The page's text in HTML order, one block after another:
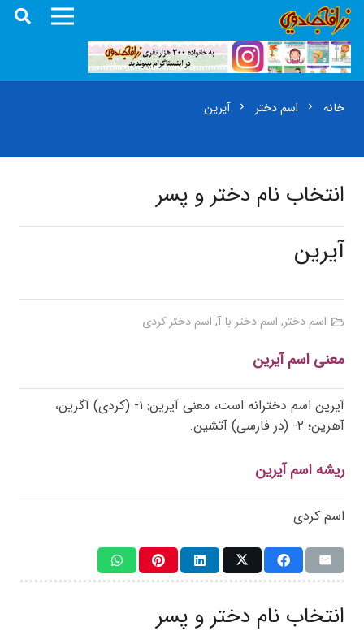
خانه chevron_right اسم دختر chevron_right آیرین
انتخاب نام دختر و پسر
آیرین
اسم دختر, اسم دختر با آ, اسم دختر کردی
معنی اسم آیرین
آیرین اسم دخترانه است، معنی آیرین: ۱- (کردی) آگرین،
آهرین؛ ۲- (در فارسی) آتشین.
ریشه اسم آیرین
اسم کردی
انتخاب نام دختر و پسر